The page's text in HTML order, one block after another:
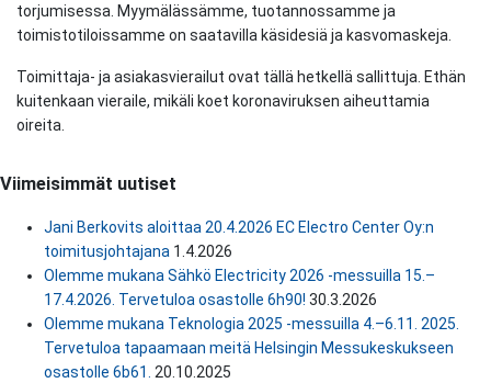
torjumisessa. Myymälässämme, tuotannossamme ja
toimistotiloissamme on saatavilla käsidesiä ja kasvomaskeja.
Toimittaja- ja asiakasvierailut ovat tällä hetkellä sallittuja. Ethän
kuitenkaan vieraile, mikäli koet koronaviruksen aiheuttamia
oireita.
Viimeisimmät uutiset
Jani Berkovits aloittaa 20.4.2026 EC Electro Center Oy:n
toimitusjohtajana 1.4.2026
Olemme mukana Sähkö Electricity 2026 -messuilla 15.–
17.4.2026. Tervetuloa osastolle 6h90! 30.3.2026
Olemme mukana Teknologia 2025 -messuilla 4.–6.11. 2025.
Tervetuloa tapaamaan meitä Helsingin Messukeskukseen
osastolle 6b61.
20.10.2025